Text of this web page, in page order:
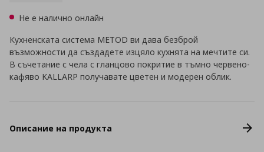
Не е налично онлайн
Кухненската система METOD ви дава безброй
възможности да създадете изцяло кухнята на мечтите си.
В съчетание с чела с гланцово покритие в тъмно червено-
кафяво KALLARP получавате цветен и модерен облик.
Описание на продукта